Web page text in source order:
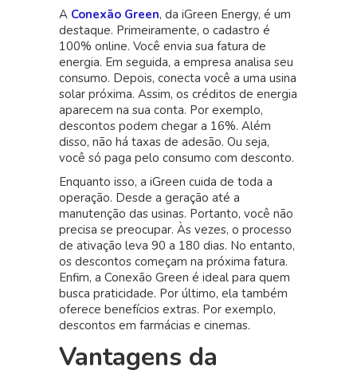
A Conexão Green, da iGreen Energy, é um
destaque. Primeiramente, o cadastro é
100% online. Você envia sua fatura de
energia. Em seguida, a empresa analisa seu
consumo. Depois, conecta você a uma usina
solar próxima. Assim, os créditos de energia
aparecem na sua conta. Por exemplo,
descontos podem chegar a 16%. Além
disso, não há taxas de adesão. Ou seja,
você só paga pelo consumo com desconto.
Enquanto isso, a iGreen cuida de toda a
operação. Desde a geração até a
manutenção das usinas. Portanto, você não
precisa se preocupar. Às vezes, o processo
de ativação leva 90 a 180 dias. No entanto,
os descontos começam na próxima fatura.
Enfim, a Conexão Green é ideal para quem
busca praticidade. Por último, ela também
oferece benefícios extras. Por exemplo,
descontos em farmácias e cinemas.
Vantagens da